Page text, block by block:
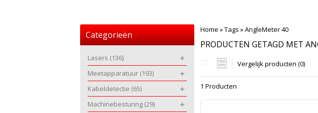
Home »Tags »AngleMeter 40
PRODUCTEN GETAGD MET
Vergelijk producten (0)
1 Producten
Categorieën
Lasers (136)
Meetapparatuur (193)
Kabeldetectie (65)
Machinebesturing (29)